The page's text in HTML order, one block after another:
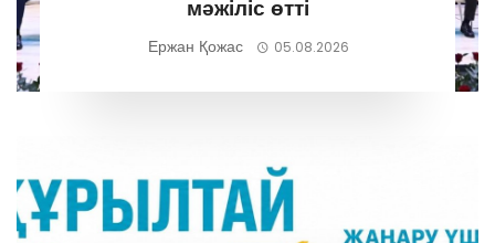
мәжіліс өтті
Ержан Қожас 05.08.2026